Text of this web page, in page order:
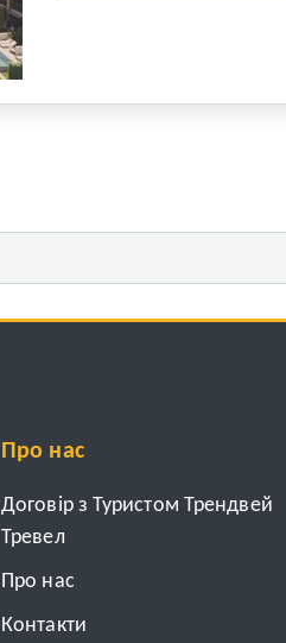
Про нас
Договір з Туристом Трендвей
Тревел
Про нас
Контакти